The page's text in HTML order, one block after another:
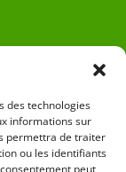
des technologies
informations sur
permettra de traiter
ou les identifiants
peut